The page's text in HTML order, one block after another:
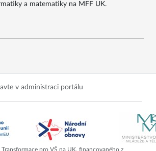
a matematiky na MFF UK.
v administraci portálu
pro VŠ na UK, financovaného z